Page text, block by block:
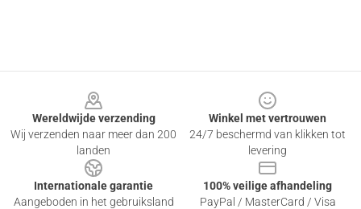
Wereldwijde verzending
Wij verzenden naar meer dan 200
landen
Winkel met vertrouwen
24/7 beschermd van klikken tot
levering
Internationale garantie
Aangeboden in het gebruiksland
100% veilige afhandeling
PayPal / MasterCard / Visa